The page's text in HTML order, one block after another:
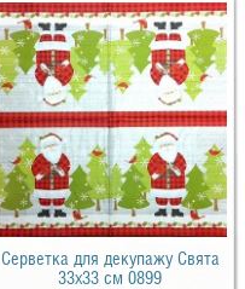
Серветка для декупажу Свята
33х33 см 0899